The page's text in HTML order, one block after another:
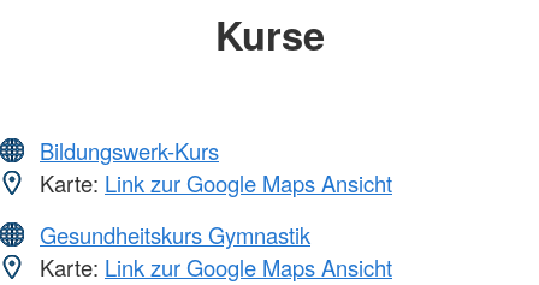
Kurse
Bildungswerk-Kurs
Karte: Link zur Google Maps Ansicht
Gesundheitskurs Gymnastik
Karte: Link zur Google Maps Ansicht